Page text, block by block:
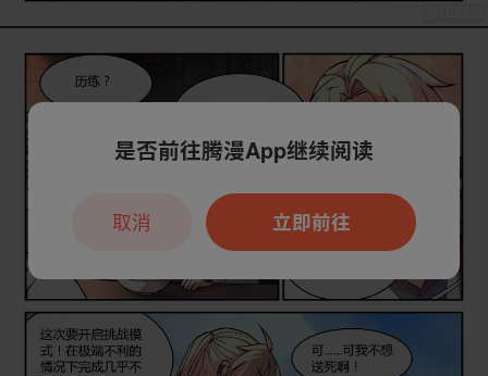
是否前往腾漫App继续阅读
立即前往
取消